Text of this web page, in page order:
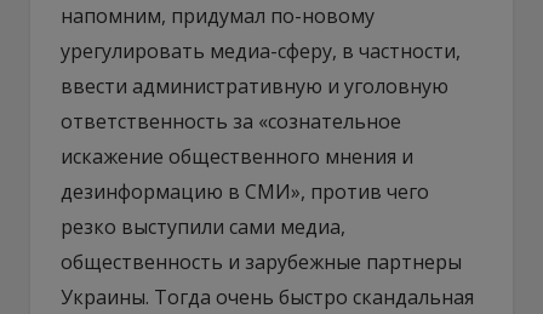
напомним, придумал по-новому
урегулировать медиа-сферу, в частности,
ввести административную и уголовную
ответственность за «сознательное
искажение общественного мнения и
дезинформацию в СМИ», против чего
резко выступили сами медиа,
общественность и зарубежные партнеры
Украины. Тогда очень быстро скандальная